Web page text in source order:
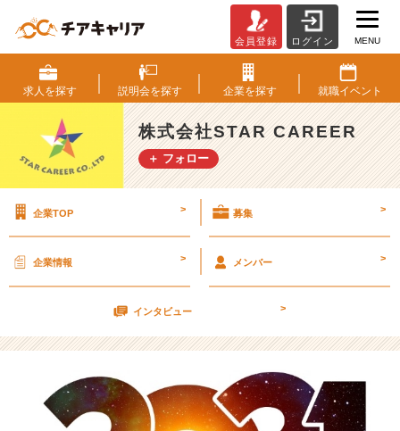
る
く
新
年
の
挨
思
い
た
で
が、、
【株
式
会員登録 ログイン MENU
求人を探す 説明会を探す 企業を探す 就職イベント
株式会社STAR CAREER
＋ フォロー
企業TOP > 募集 >
企業情報 > メンバー >
インタビュー >